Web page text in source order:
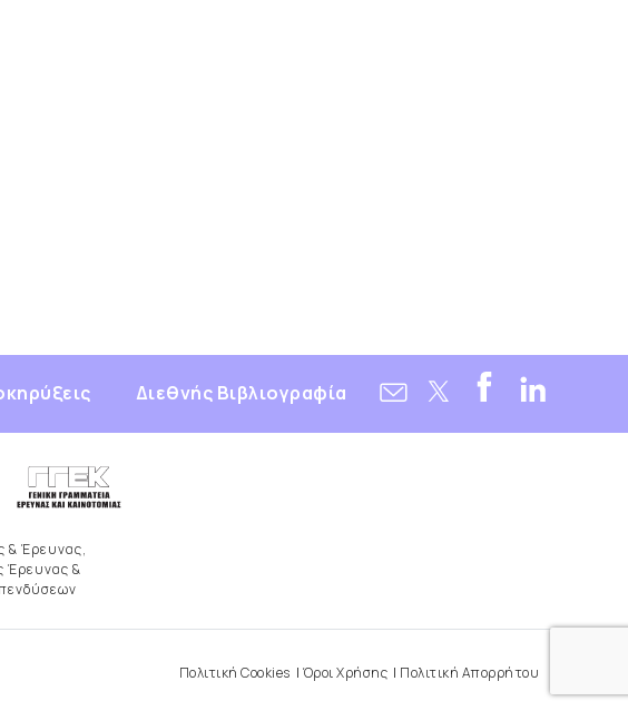
Διεθνής Βιβλιογραφία
& Έρευνας,
Έρευνας &
Πολιτική Cookies Όροι Χρήσης Πολιτική Απορρήτου